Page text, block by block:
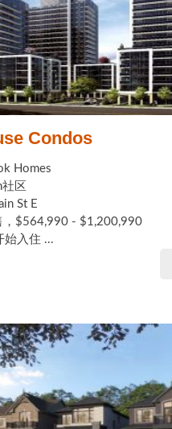
Condos
Homes
区
St E
，$564,990 - $1,200,990
始入住 ...